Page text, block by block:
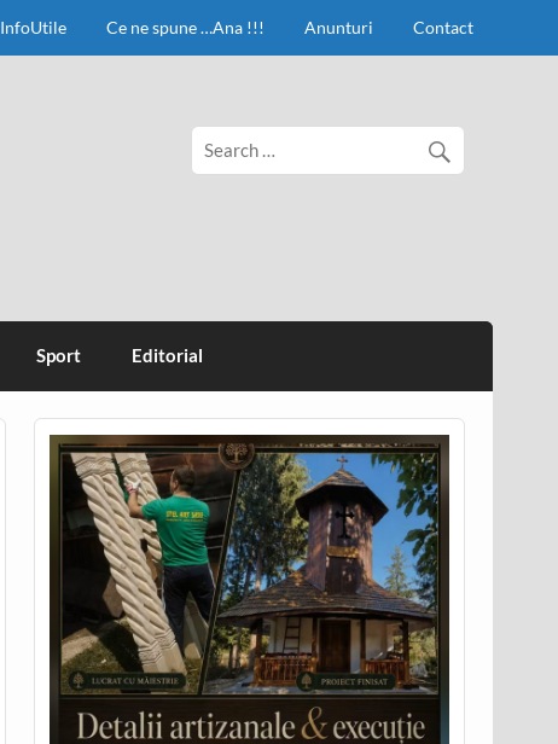
InfoUtile Ce ne spune …Ana !!! Anunturi Contact
Sport Editorial